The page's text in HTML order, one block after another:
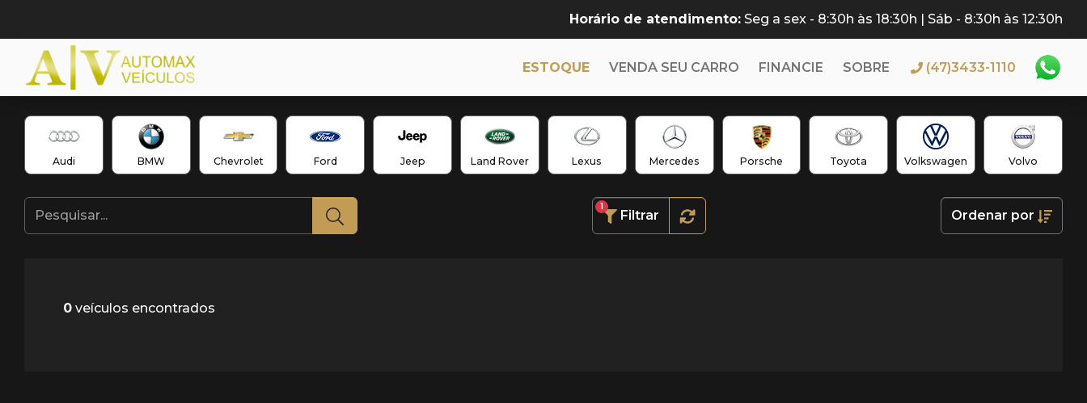
Horário de atendimento: Seg a sex - 8:30h às 18:30h | Sáb - 8:30h às 12:30h
ESTOQUE VENDA SEU CARRO FINANCIE SOBRE (47)3433-1110
Audi BMW Chevrolet Ford Jeep Land Rover Lexus Mercedes Porsche Toyota Volkswagen Volvo
Filtrar
1
Ordenar por
0 veículos encontrados